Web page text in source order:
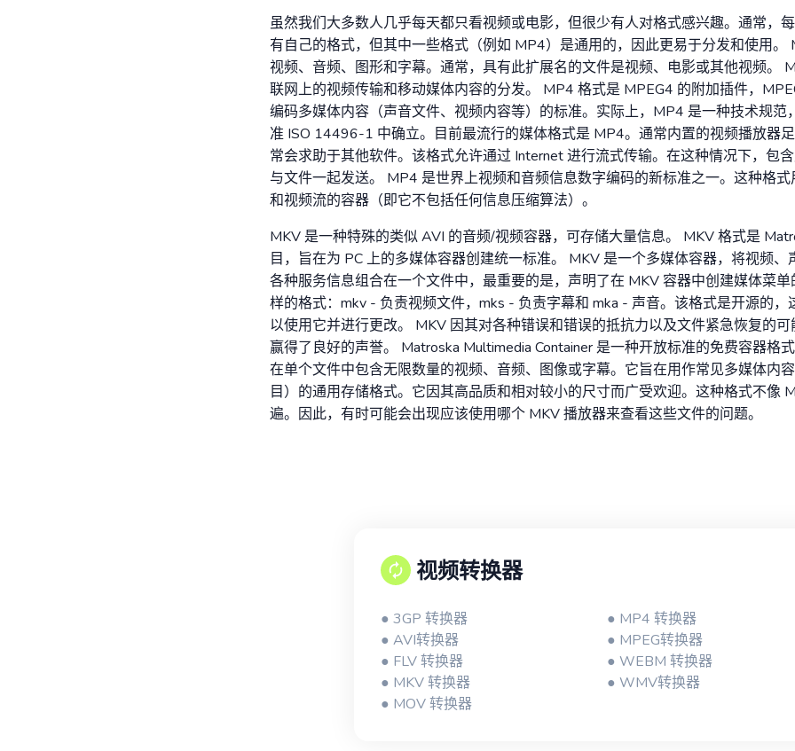
虽然我们大多数人几乎每天都只看视频或电影，但很少有人对格式感兴趣。通常，
有自己的格式，但其中一些格式（例如 MP4）是通用的，因此更易于分发和使用。
视频、音频、图形和字幕。通常，具有此扩展名的文件是视频、电影或其他视频。
联网上的视频传输和移动媒体内容的分发。 MP4 格式是 MPEG4 的附加插件，
编码多媒体内容（声音文件、视频内容等）的标准。实际上，MP4 是一种技术规范
准 ISO 14496-1 中确立。目前最流行的媒体格式是 MP4。通常内置的视频播放器
常会求助于其他软件。该格式允许通过 Internet 进行流式传输。在这种情况下，包
与文件一起发送。 MP4 是世界上视频和音频信息数字编码的新标准之一。这种格
和视频流的容器（即它不包括任何信息压缩算法）。
MKV 是一种特殊的类似 AVI 的音频/视频容器，可存储大量信息。 MKV 格式是
目，旨在为 PC 上的多媒体容器创建统一标准。 MKV 是一个多媒体容器，将视频
各种服务信息组合在一个文件中，最重要的是，声明了在 MKV 容器中创建媒体菜
样的格式：mkv - 负责视频文件，mks - 负责字幕和 mka - 声音。该格式是开源的，
以使用它并进行更改。 MKV 因其对各种错误和错误的抵抗力以及文件紧急恢复的
赢得了良好的声誉。 Matroska Multimedia Container 是一种开放标准的免费容器格
在单个文件中包含无限数量的视频、音频、图像或字幕。它旨在用作常见多媒体内
目）的通用存储格式。它因其高品质和相对较小的尺寸而广受欢迎。这种格式不像
遍。因此，有时可能会出现应该使用哪个 MKV 播放器来查看这些文件的问题。
视频转换器
● 3GP 转换器
● AVI转换器
● FLV 转换器
● MKV 转换器
● MOV 转换器
● MP4 转换器
● MPEG转换器
● WEBM 转换器
● WMV转换器